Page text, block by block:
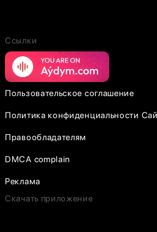
Ссылки
Пользовательское соглашение
Политика конфиденциальности
Правообладателям
DMCA complain
Реклама
Скачать приложение